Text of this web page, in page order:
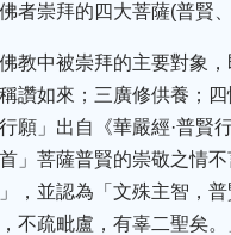
者崇拜的四大菩薩(普賢
教中被崇拜的主要對象
讚如來；三廣修供養；
願」出自《華嚴經·普賢
」菩薩普賢的崇敬之情
，並認為「文殊主智，
不疏毗盧，有辜二聖矣